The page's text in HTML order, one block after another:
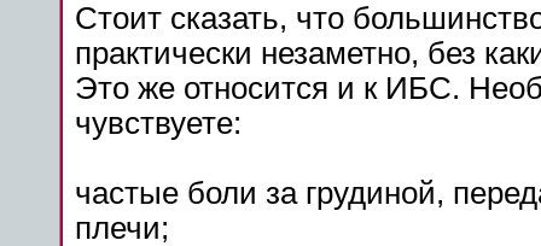
Стоит сказать, что
практически незаметно, без
Это же относится и к ИБС.
чувствуете:
частые боли за грудиной,
плечи;